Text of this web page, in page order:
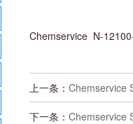
Chemservice N-
上一条： Chemservice
下一条： Chemservice